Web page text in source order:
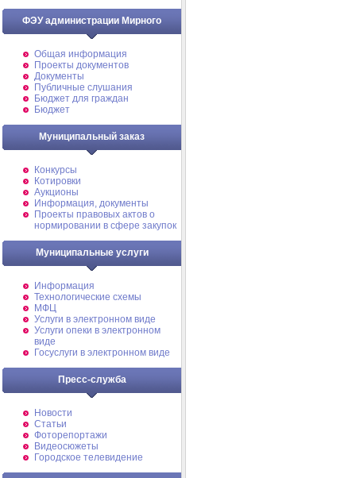
ФЭУ администрации Мирного
Общая информация
Проекты документов
Документы
Публичные слушания
Бюджет для граждан
Бюджет
Муниципальный заказ
Конкурсы
Котировки
Аукционы
Информация, документы
Проекты правовых актов о
нормировании в сфере закупок
Муниципальные услуги
Информация
Технологические схемы
МФЦ
Услуги в электронном виде
Услуги опеки в электронном
виде
Госуслуги в электронном виде
Пресс-служба
Новости
Статьи
Фоторепортажи
Видеосюжеты
Городское телевидение